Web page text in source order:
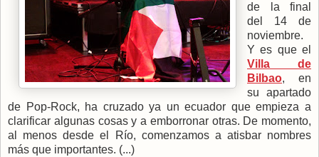
de la final
del 14 de
noviembre.
Y es que el
Villa de
Bilbao, en
su apartado
de Pop-Rock, ha cruzado ya un ecuador que empieza a
clarificar algunas cosas y a emborronar otras. De momento,
al menos desde el Río, comenzamos a atisbar nombres
más que importantes. (...)